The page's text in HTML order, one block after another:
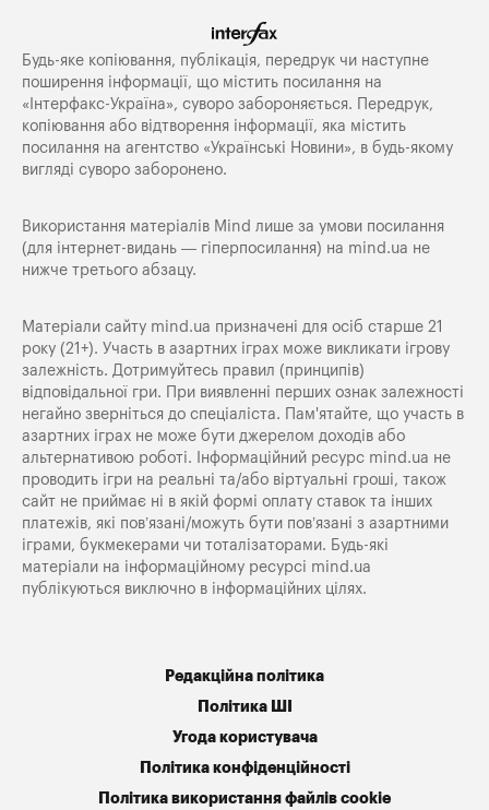
Будь-яке копiювання, публiкацiя, передрук чи наступне
поширення iнформацiї, що мiстить посилання на
«Iнтерфакс-Україна», суворо забороняється. Передрук,
копіювання або відтворення інформації, яка містить
посилання на агентство «Українські Новини», в будь-якому
вигляді суворо заборонено.
Використання матеріалів Mind лише за умови посилання
(для інтернет-видань — гіперпосилання) на mind.ua не
нижче третього абзацу.
Матеріали сайту mind.ua призначені для осіб старше 21
року (21+). Участь в азартних іграх може викликати ігрову
залежність. Дотримуйтесь правил (принципів)
відповідальної гри. При виявленні перших ознак залежності
негайно зверніться до спеціаліста. Пам'ятайте, що участь в
азартних іграх не може бути джерелом доходів або
альтернативою роботі. Інформаційний ресурс mind.ua не
проводить ігри на реальні та/або віртуальні гроші, також
сайт не приймає ні в якій формі оплату ставок та інших
платежів, які пов’язані/можуть бути пов’язані з азартними
іграми, букмекерами чи тоталізаторами. Будь-які
матеріали на інформаційному ресурсі mind.ua
публікуються виключно в інформаційних цілях.
Редакційна політика
Політика ШІ
Угода користувача
Політика конфіденційності
Політика використання файлів cookie